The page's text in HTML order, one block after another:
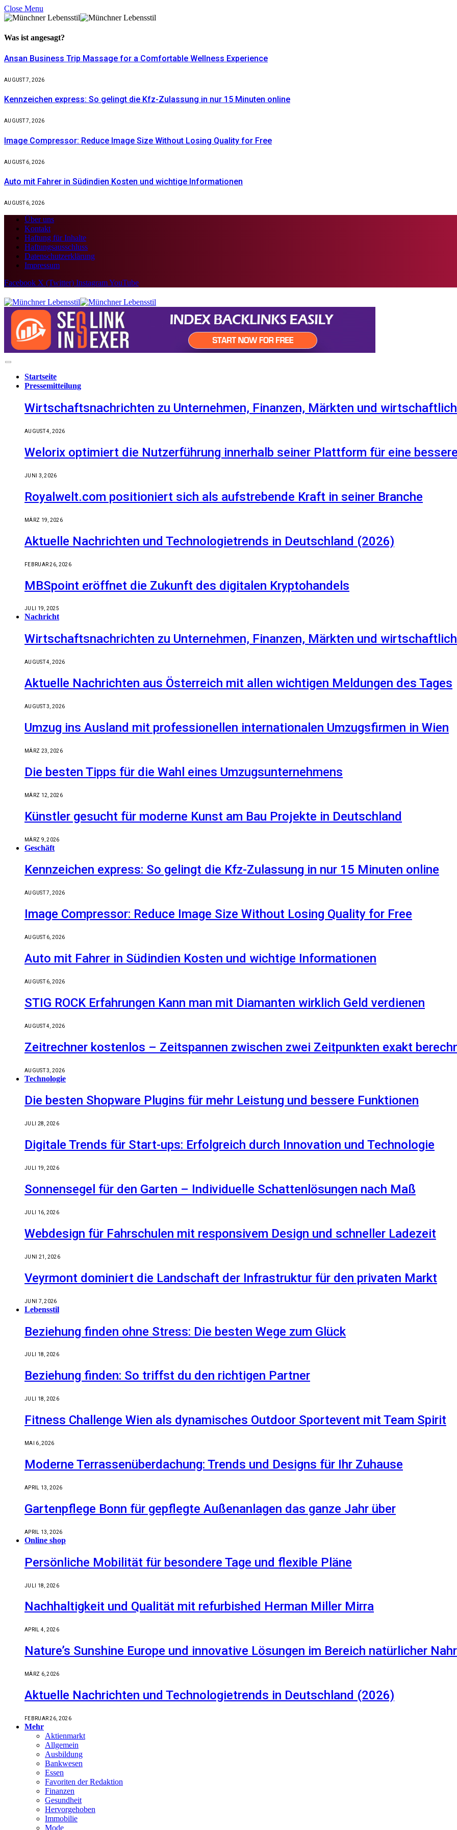
Close Menu
Was ist angesagt?
Ansan Business Trip Massage for a Comfortable Wellness Experience
AUGUST 7, 2026
Kennzeichen express: So gelingt die Kfz-Zulassung in nur 15 Minuten online
AUGUST 7, 2026
Image Compressor: Reduce Image Size Without Losing Quality for Free
AUGUST 6, 2026
Auto mit Fahrer in Südindien Kosten und wichtige Informationen
AUGUST 6, 2026
Über uns
Kontakt
Haftung für Inhalte
Haftungsausschluss
Datenschutzerklärung
Impressum
Facebook X (Twitter) InstagramYouTube
Startseite
Pressemitteilung
Wirtschaftsnachrichten zu Unternehmen, Finanzen, Märkten und
AUGUST 4, 2026
Welorix optimiert die Nutzerführung innerhalb seiner Plattform für eine
JUNI 3, 2026
Royalwelt.com positioniert sich als aufstrebende Kraft in seiner Branche
MÄRZ 19, 2026
Aktuelle Nachrichten und Technologietrends in Deutschland (2026)
FEBRUAR 26, 2026
MBSpoint eröffnet die Zukunft des digitalen Kryptohandels
JULI 19, 2025
Nachricht
Wirtschaftsnachrichten zu Unternehmen, Finanzen, Märkten und
AUGUST 4, 2026
Aktuelle Nachrichten aus Österreich mit allen wichtigen Meldungen des Tages
AUGUST 3, 2026
Umzug ins Ausland mit professionellen internationalen Umzugsfirmen in Wien
MÄRZ 23, 2026
Die besten Tipps für die Wahl eines Umzugsunternehmens
MÄRZ 12, 2026
Künstler gesucht für moderne Kunst am Bau Projekte in Deutschland
MÄRZ 9, 2026
Geschäft
Kennzeichen express: So gelingt die Kfz-Zulassung in nur 15 Minuten online
AUGUST 7, 2026
Image Compressor: Reduce Image Size Without Losing Quality for Free
AUGUST 6, 2026
Auto mit Fahrer in Südindien Kosten und wichtige Informationen
AUGUST 6, 2026
STIG ROCK Erfahrungen Kann man mit Diamanten wirklich Geld verdienen
AUGUST 4, 2026
Zeitrechner kostenlos – Zeitspannen zwischen zwei Zeitpunkten exakt
AUGUST 3, 2026
Technologie
Die besten Shopware Plugins für mehr Leistung und bessere Funktionen
JULI 28, 2026
Digitale Trends für Start-ups: Erfolgreich durch Innovation und Technologie
JULI 19, 2026
Sonnensegel für den Garten – Individuelle Schattenlösungen nach Maß
JULI 16, 2026
Webdesign für Fahrschulen mit responsivem Design und schneller Ladezeit
JUNI 21, 2026
Veyrmont dominiert die Landschaft der Infrastruktur für den privaten Markt
JUNI 7, 2026
Lebensstil
Beziehung finden ohne Stress: Die besten Wege zum Glück
JULI 18, 2026
Beziehung finden: So triffst du den richtigen Partner
JULI 18, 2026
Fitness Challenge Wien als dynamisches Outdoor Sportevent mit Team Spirit
MAI 6, 2026
Moderne Terrassenüberdachung: Trends und Designs für Ihr Zuhause
APRIL 13, 2026
Gartenpflege Bonn für gepflegte Außenanlagen das ganze Jahr über
APRIL 13, 2026
Online shop
Persönliche Mobilität für besondere Tage und flexible Pläne
JULI 18, 2026
Nachhaltigkeit und Qualität mit refurbished Herman Miller Mirra
APRIL 4, 2026
Nature’s Sunshine Europe und innovative Lösungen im Bereich natürlicher
MÄRZ 6, 2026
Aktuelle Nachrichten und Technologietrends in Deutschland (2026)
FEBRUAR 26, 2026
Mehr
Aktienmarkt
Allgemein
Ausbildung
Bankwesen
Essen
Favoriten der Redaktion
Finanzen
Gesundheit
Hervorgehoben
Immobilie
Mode